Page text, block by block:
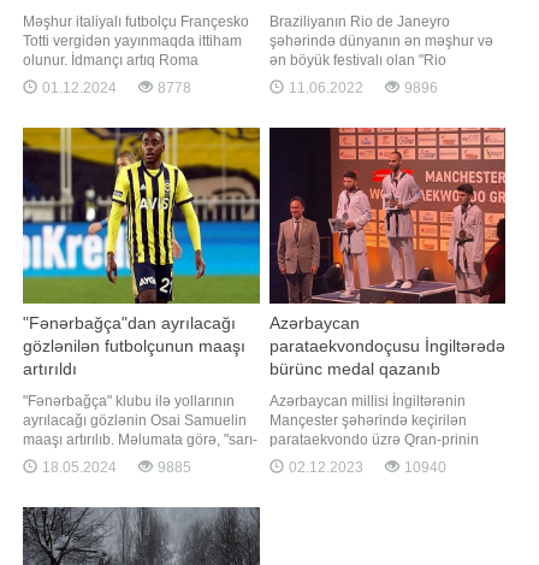
Məşhur italiyalı futbolçu Françesko
Totti vergidən yayınmaqda ittiham
olunur. İdmançı artıq Roma
məhkəməsinin şübhəlilər
reyestrindədir. "Report" xəbər verir
məlumat yayıb. Mənbə iddiasına
görə, "Canavarlar"ın eks-kapitanı
sosial şəbəkələrdə rekla
01.12.2024 8778
aparacaq
Braziliyanın Rio de Janeyro
şəhərində dünyanın ən məşhur və
ən böyük festivalı olan "Rio
Karnavalı" keçirilib. -ın məlumatına
görə, xristianlıqda orucluqdan əvvəl
zamanı samba məktəbləri və
milyonlarla insan iştirak edir.
Təşkilatçılar hər dəfə fərqli
konseptlə
11.06.2022 9896
"Fənərbağça"dan ayrılacağı
gözlənilən futbolçunun maaşı
artırıldı
"Fənərbağça" klubu ilə yollarının
ayrılacağı gözlənin Osai Samuelin
maaşı artırılıb. Məlumata görə, "sarı-
lacivərdlər" təcrübəli futbolçu ilə
müqavilə müddətini 2026-cı ilədək
"Fənərbağça" klubunda əvvəllər
ilinə 600 min avro maaş alırdısa,
bunda
18.05.2024 9885
Azərbaycan
parataekvondoçusu İngiltərədə
bürünc medal qazanıb
Azərbaycan millisi İngiltərənin
Mançester şəhərində keçirilən
parataekvondo üzrə Qran-prinin
final mərhələsini bir medalla başa
vurub. Bu barədə Azərbaycan Milli
02.12.2023 10940